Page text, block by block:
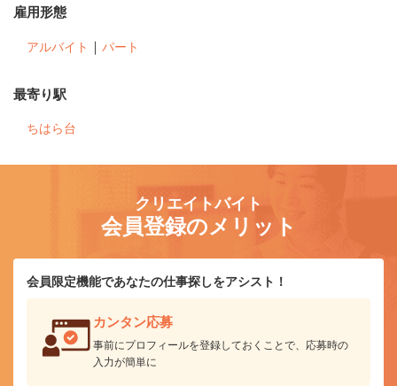
雇用形態
アルバイト パート
最寄り駅
ちはら台
クリエイトバイト
会員登録のメリット
会員限定機能であなたの仕事探しをアシスト！
カンタン応募
事前にプロフィールを登録しておくことで、応募時の
入力が簡単に